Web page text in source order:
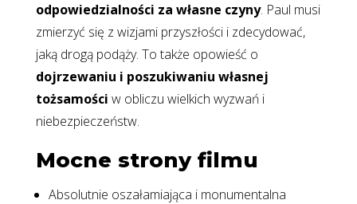
odpowiedzialności za własne czyny. Paul musi
zmierzyć się z wizjami przyszłości i zdecydować,
jaką drogą podąży. To także opowieść o
dojrzewaniu i poszukiwaniu własnej
tożsamości w obliczu wielkich wyzwań i
niebezpieczeństw.
Mocne strony filmu
Absolutnie oszałamiająca i monumentalna